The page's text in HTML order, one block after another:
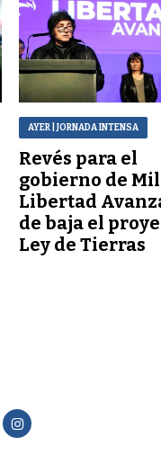
AYER | JORNADA INTENSA
Revés para el
gobierno de
Libertad
de baja el
Ley de Tierras